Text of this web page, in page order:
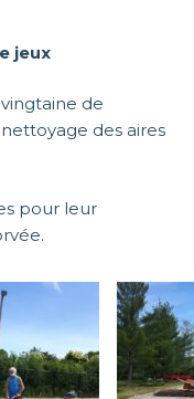
jeux
de
des aires
pour leur